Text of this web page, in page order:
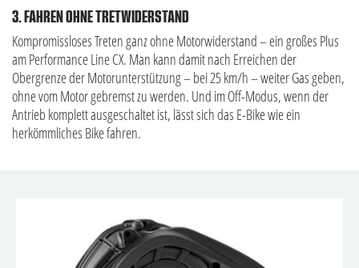
3. FAHREN OHNE TRETWIDERSTAND
Kompromissloses Treten ganz ohne Motorwiderstand – ein großes Plus
am Performance Line CX. Man kann damit nach Erreichen der
Obergrenze der Motorunterstützung – bei 25 km/h – weiter Gas geben,
ohne vom Motor gebremst zu werden. Und im Off-Modus, wenn der
Antrieb komplett ausgeschaltet ist, lässt sich das E-Bike wie ein
herkömmliches Bike fahren.